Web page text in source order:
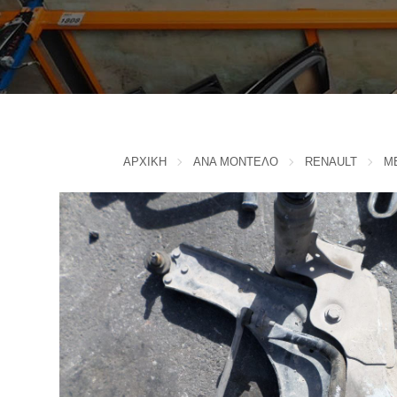
CADILLAC
CHERY
CHEVROLET - DAEWOO
CITROEN
DACIA
DAIHATSU
DODGE
FERRARI
FIAT
IVECO
J
JAC MOTORS
K
KIA
L
LADA
LANCIA
LANDROVER
LEXUS
ΑΡΧΙΚΗ ΑΝΑ ΜΟΝΤΕΛΟ RENAULT